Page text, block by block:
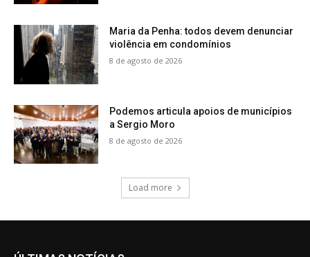
Maria da Penha: todos devem denunciar
violência em condomínios
8 de agosto de 2026
Podemos articula apoios de municípios
a Sergio Moro
8 de agosto de 2026
Load more